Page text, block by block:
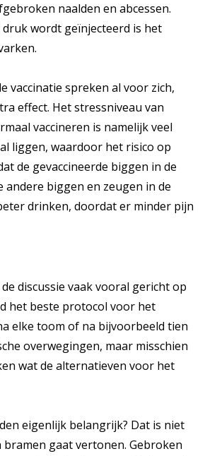
naalden en abcessen.
wordt geïnjecteerd is het
vaccinatie spreken al voor zich,
effect. Het stressniveau van
vaccineren is namelijk veel
liggen, waardoor het risico op
de gevaccineerde biggen in de
andere biggen en zeugen in de
drinken, doordat er minder pijn
discussie vaak vooral gericht op
het beste protocol voor het
elke toom of na bijvoorbeeld tien
overwegingen, maar misschien
wat de alternatieven voor het
eigenlijk belangrijk? Dat is niet
gaat vertonen. Gebroken